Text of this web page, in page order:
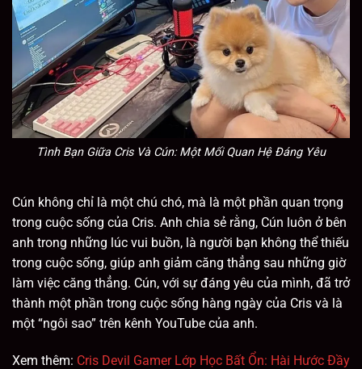
Tình Bạn Giữa Cris Và Cún: Một Mối Quan Hệ Đáng Yêu
Cún không chỉ là một chú chó, mà là một phần quan trọng
trong cuộc sống của Cris. Anh chia sẻ rằng, Cún luôn ở bên
anh trong những lúc vui buồn, là người bạn không thể thiếu
trong cuộc sống, giúp anh giảm căng thẳng sau những giờ
làm việc căng thẳng. Cún, với sự đáng yêu của mình, đã trở
thành một phần trong cuộc sống hàng ngày của Cris và là
một “ngôi sao” trên kênh YouTube của anh.
Xem thêm: Cris Devil Gamer Lớp Học Bất Ổn: Hài Hước Đầy